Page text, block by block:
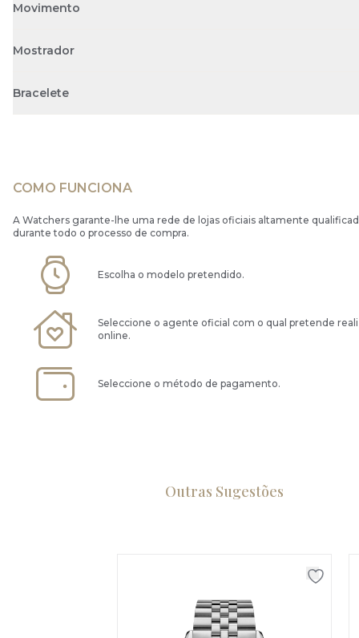
Movimento
Mostrador
Bracelete
COMO FUNCIONA
A Watchers garante-lhe uma rede de lojas oficiais altamente
durante todo o processo de compra.
Escolha o modelo pretendido.
Seleccione o agente oficial com o qual pretende
online.
Seleccione o método de pagamento.
Outras Sugestões